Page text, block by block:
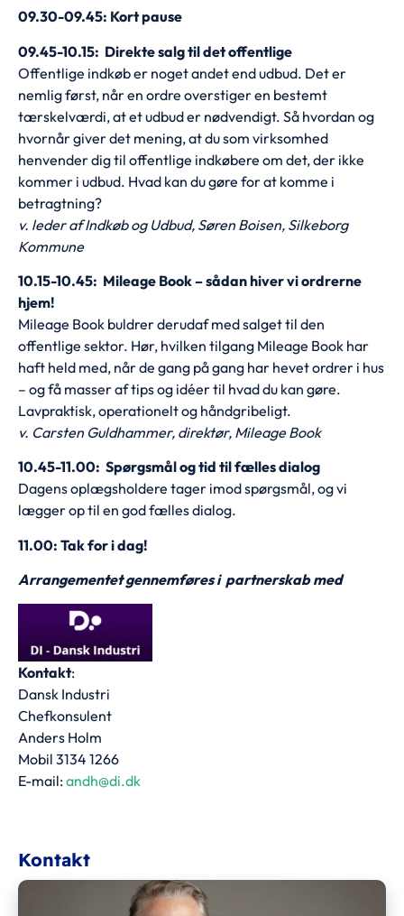
09.30-09.45: Kort pause
09.45-10.15: Direkte salg til det offentlige
Offentlige indkøb er noget andet end udbud. Det er
nemlig først, når en ordre overstiger en bestemt
tærskelværdi, at et udbud er nødvendigt. Så hvordan og
hvornår giver det mening, at du som virksomhed
henvender dig til offentlige indkøbere om det, der ikke
kommer i udbud. Hvad kan du gøre for at komme i
betragtning?
v. leder af Indkøb og Udbud, Søren Boisen, Silkeborg
Kommune
10.15-10.45: Mileage Book – sådan hiver vi ordrerne
hjem!
Mileage Book buldrer derudaf med salget til den
offentlige sektor. Hør, hvilken tilgang Mileage Book har
haft held med, når de gang på gang har hevet ordrer i hus
– og få masser af tips og idéer til hvad du kan gøre.
Lavpraktisk, operationelt og håndgribeligt.
v. Carsten Guldhammer, direktør, Mileage Book
10.45-11.00: Spørgsmål og tid til fælles dialog
Dagens oplægsholdere tager imod spørgsmål, og vi
lægger op til en god fælles dialog.
11.00: Tak for i dag!
Arrangementet gennemføres i partnerskab med
Kontakt:
Dansk Industri
Chefkonsulent
Anders Holm
Mobil 3134 1266
E-mail:andh@di.dk
Kontakt